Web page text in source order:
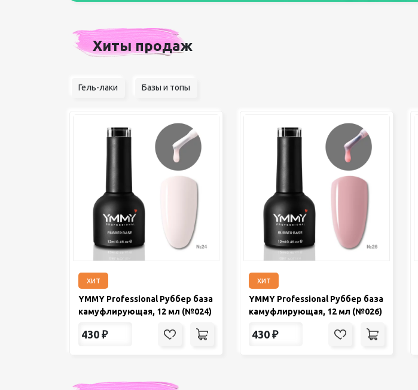
Полигели
Расходные материалы
Средства для кислотного и
щелочного педикюра
Стерилизаторы
Оборудование
Хиты продаж
Гель-лаки Базы и топы
хит
YMMY Professional Руббер база
камуфлирующая, 12 мл (№024)
430 ₽
хит
YMMY Professional Руббер база
камуфлирующая, 12 мл (№026)
430 ₽